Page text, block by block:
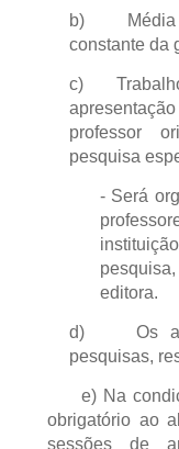
b) Média
constante da
c) Trabalho
professor
pesquisa
- Será
editora.
d) Os
pesquisas,
e) Na
obrigatório ao
sessões de